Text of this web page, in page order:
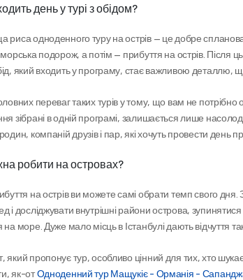
день у турі з обідом?
риса одноденного туру на острів — це добре
подорож, а потім — прибуття на острів. Після
який входить у програму, стає важливою деталлю,
переваг таких турів у тому, що вам не
зібрані в одній програмі, залишається лише
компаній друзів і пар, які хочуть провести день
робити на островах?
на острів ви можете самі обрати темп свого
і досліджувати внутрішні райони острова,
на море. Дуже мало місць в Істанбулі дають відчуття
який пропонує тур, особливо цінний для тих, хто
як-от Одноденний тур Мащукіє - Орманія -